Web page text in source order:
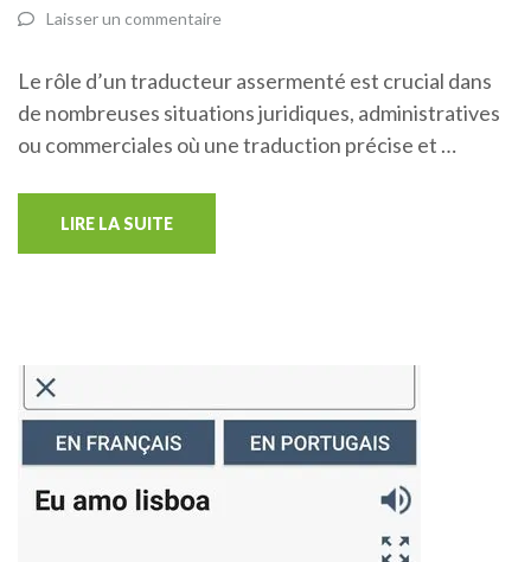
Laisser un commentaire
Le rôle d’un traducteur assermenté est crucial dans
de nombreuses situations juridiques, administratives
ou commerciales où une traduction précise et …
LIRE LA SUITE